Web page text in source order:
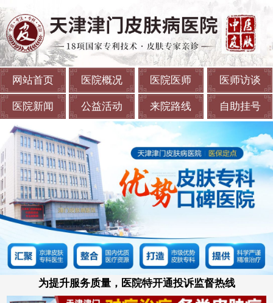
网站首页 医院概况 医院医师 医师访谈
医院新闻 公益活动 来院路线 自助挂号
为提升服务质量，医院特开通投诉监督热线